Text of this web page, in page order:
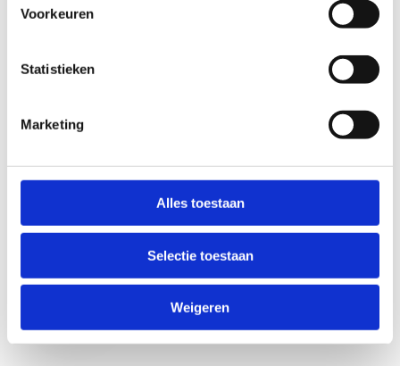
Voorkeuren
Statistieken
Marketing
Alles toestaan
Selectie toestaan
Weigeren
Anti-Robot Verification
Click to start verification
Verzend